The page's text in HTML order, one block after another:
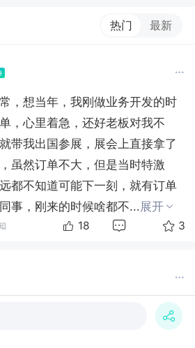
热门 最新
，想当年，我刚做业务开发的时
，心里着急，还好老板对我不
带我出国参展，展会上直接拿了
虽然订单不大，但是当时特激
都不知道可能下一刻，就有订单
事，刚来的时候啥都不...展开
18 3
转正。 这月满1年，总共才开了4